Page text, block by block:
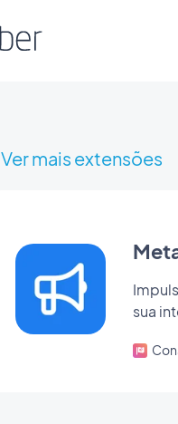
Ver mais extensões
sua